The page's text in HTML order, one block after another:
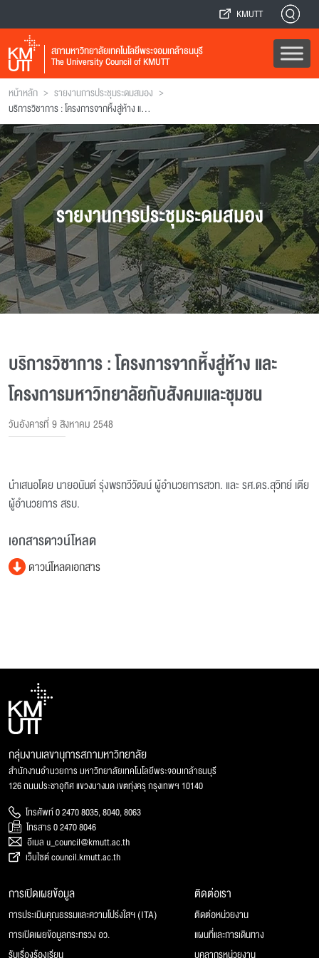
KMUTT
สภามหาวิทยาลัยเทคโนโลยีพระจอมเกล้าธนบุรี
The University Council of KMUTT
หน้าหลัก > รายงานการประชุมระดมสมอง >
บริการวิชาการ : โครงการจากหิ้งสู่ห้าง และ โครงการมหาวิทยาลัยกับสังคมและชุมชน
รายงานการประชุมระดมสมอง
บริการวิชาการ : โครงการจากหิ้งสู่ห้าง และ
โครงการมหาวิทยาลัยกับสังคมและชุมชน
วันอังคารที่ 9 สิงหาคม 2548
นำเสนอโดย นายอนันต์ รุ่งพรทวีวัฒน์ ผู้อำนวยการสวท. และ รศ.ดร.สุวิทย์ เตีย
ผู้อำนวยการ สรบ.
เอกสารดาวน์โหลด
ดาวน์โหลดเอกสาร
กลุ่มงานเลขานุการสภามหาวิทยาลัย
สำนักงานอำนวยการ มหาวิทยาลัยเทคโนโลยีพระจอมเกล้าธนบุรี
126 ถนนประชาอุทิศ แขวงบางมด เขตทุ่งครุ กรุงเทพฯ 10140
โทรศัพท์ 0 2470 8035, 8040, 8063
โทรสาร 0 2470 8046
อีเมล u_council@kmutt.ac.th
เว็บไซต์ council.kmutt.ac.th
การเปิดเผยข้อมูล
การประเมินคุณธรรมและความโปร่งใสฯ (ITA)
การเปิดเผยข้อมูลกระทรวง อว.
รับเรื่องร้องเรียน
ติดต่อเรา
ติดต่อหน่วยงาน
แผนที่และการเดินทาง
บุคลากรหน่วยงาน